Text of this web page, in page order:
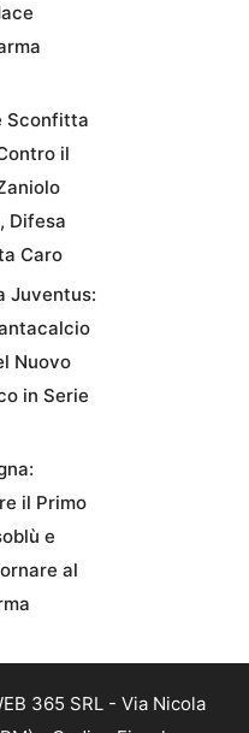
Sconfitta
il
Difesa
Caro
Juventus:
Nuovo
in Serie
il Primo
e
al
365 SRL - Via Nicola